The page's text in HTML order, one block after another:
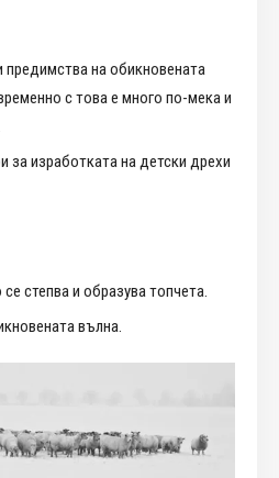
предимства на обикновената
с това е много по-мека и
изработката на детски дрехи
степва и образува топчета.
вълна.